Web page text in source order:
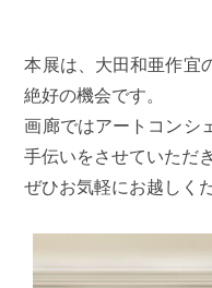
本展は、大田和亜作宜
絶好の機会です。
画廊ではアートコンシ
手伝いをさせていただ
ぜひお気軽にお越しく